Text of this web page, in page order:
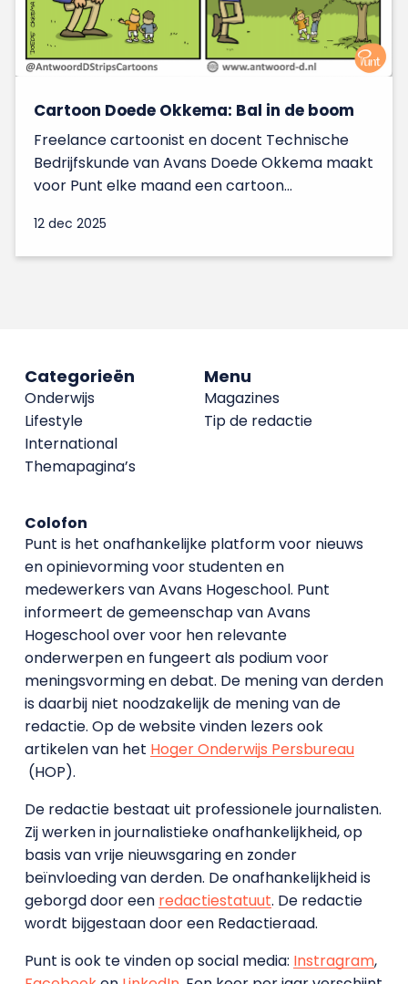
Cartoon Doede Okkema: Bal in de boom
Freelance cartoonist en docent Technische
Bedrijfskunde van Avans Doede Okkema maakt
voor Punt elke maand een cartoon...
12 dec 2025
Menu
Magazines
Tip de redactie
Categorieën
Onderwijs
Lifestyle
International
Themapagina’s
Colofon
Punt is het onafhankelijke platform voor nieuws
en opinievorming voor studenten en
medewerkers van Avans Hoge­school. Punt
informeert de gemeenschap van Avans
Hogeschool over voor hen relevante
onderwerpen en fungeert als podium voor
meningsvorming en debat. De mening van derden
is daarbij niet noodzakelijk de mening van de
redactie. Op de website vinden lezers ook
artikelen van het Hoger Onderwijs Persbureau
(HOP).
De redactie bestaat uit professionele journalisten.
Zij werken in journalistieke onafhankelijkheid, op
basis van vrije nieuwsgaring en zonder
beïnvloeding van derden. De onafhankelijkheid is
geborgd door een redactiestatuut. De redactie
wordt bijgestaan door een Redactieraad.
Punt is ook te vinden op social media: Instragram,